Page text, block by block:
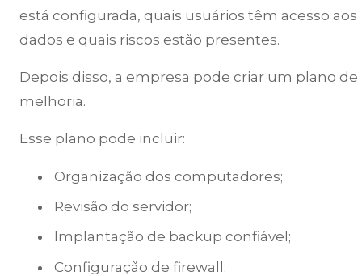
está configurada, quais usuários têm acesso aos
dados e quais riscos estão presentes.
Depois disso, a empresa pode criar um plano de
melhoria.
Esse plano pode incluir:
Organização dos computadores;
Revisão do servidor;
Implantação de backup confiável;
Configuração de firewall;